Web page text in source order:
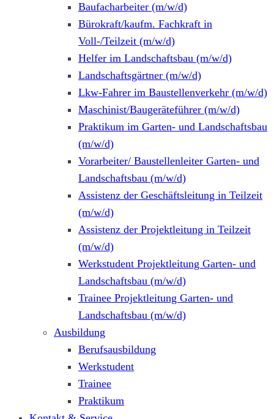
Baufacharbeiter (m/w/d)
Bürokraft/kaufm. Fachkraft in
Voll-/Teilzeit (m/w/d)
Helfer im Landschaftsbau (m/w/d)
Landschaftsgärtner (m/w/d)
Lkw-Fahrer im Baustellenverkehr (m/w/d)
Maschinist/Baugeräteführer (m/w/d)
Praktikum im Garten- und Landschaftsbau
(m/w/d)
Vorarbeiter/ Baustellenleiter Garten- und
Landschaftsbau (m/w/d)
Assistenz der Geschäftsleitung in Teilzeit
(m/w/d)
Assistenz der Projektleitung in Teilzeit
(m/w/d)
Werkstudent Projektleitung Garten- und
Landschaftsbau (m/w/d)
Trainee Projektleitung Garten- und
Landschaftsbau (m/w/d)
Ausbildung
Berufsausbildung
Werkstudent
Trainee
Praktikum